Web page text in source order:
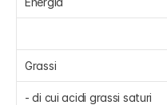
Grassi
- di cui acidi grassi saturi